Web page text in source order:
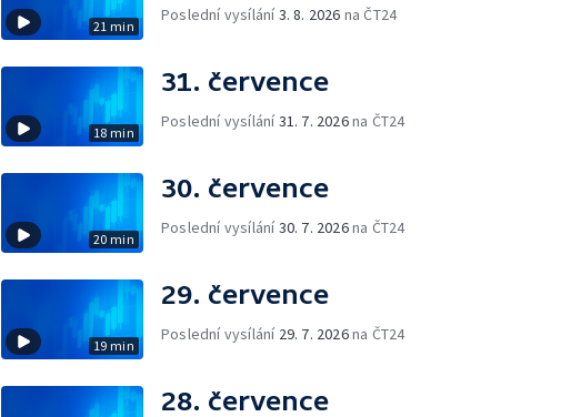
21 min
Poslední vysílání3. 8. 2026 na ČT24
18 min
31. července
Poslední vysílání31. 7. 2026na ČT24
20 min
30. července
Poslední vysílání30. 7. 2026na ČT24
19 min
29. července
Poslední vysílání 29. 7. 2026na ČT24
28. července